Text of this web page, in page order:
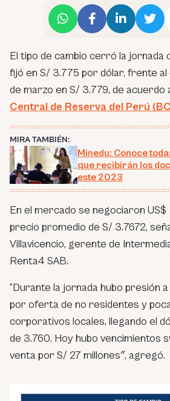
El tipo de cambio cerró la jornada
fijó en S/ 3.775 por dólar, frente
de marzo en S/ 3.779, de acuerdo
Central de Reserva del Perú
MIRA TAMBIÉN:
Minedu: Conoce
que recibirán los
este 2023
En el mercado se negociaron US$
precio promedio de S/ 3.7672,
Villavicencio, gerente de
Renta4 SAB.
“Durante la jornada hubo presión a
por oferta de no residentes y
corporativos locales, llegando el
de 3.760. Hoy hubo vencimientos
venta por S/ 27 millones″, agregó.